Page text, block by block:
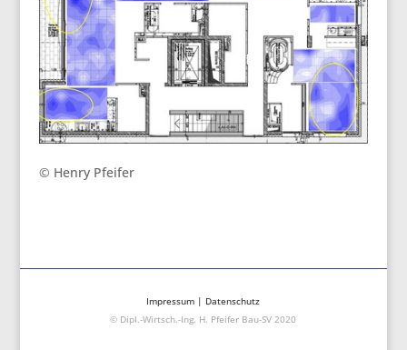
© Henry Pfeifer
Impressum | Datenschutz
© Dipl.-Wirtsch.-Ing. H. Pfeifer Bau-SV 2020